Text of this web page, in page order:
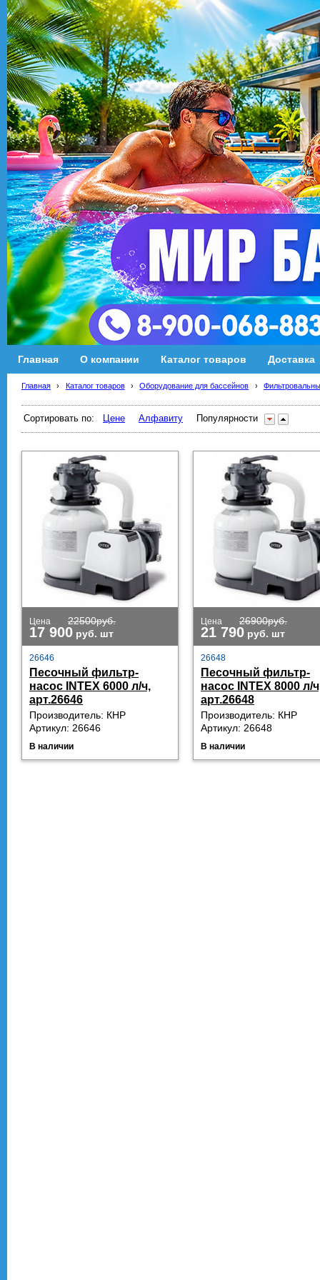
Главная О компании Каталог товаров Доставка
Главная › Каталог товаров › Оборудование для бассейнов ›
Сортировать по: Цене Алфавиту Популярности
Цена 22500руб.
17 900 руб. шт
26646
Песочный фильтр-
насос INTEX 6000 л/ч,
арт.26646
Производитель: КНР
Артикул: 26646
В наличии
Цена 26900руб.
21 790 руб. шт
26648
Песочный фильтр-
насос INTEX 8000 л/
арт.26648
Производитель: КНР
Артикул: 26648
В наличии